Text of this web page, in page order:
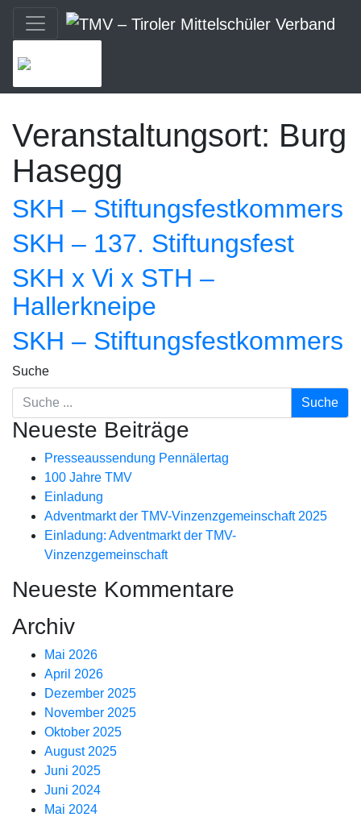
Veranstaltungsort: Burg
Hasegg
SKH – Stiftungsfestkommers
SKH – 137. Stiftungsfest
SKH x Vi x STH –
Hallerkneipe
SKH – Stiftungsfestkommers
Suche
Neueste Beiträge
Presseaussendung Pennälertag
100 Jahre TMV
Einladung
Adventmarkt der TMV-Vinzenzgemeinschaft 2025
Einladung: Adventmarkt der TMV-
Vinzenzgemeinschaft
Neueste Kommentare
Archiv
Mai 2026
April 2026
Dezember 2025
November 2025
Oktober 2025
August 2025
Juni 2025
Juni 2024
Mai 2024